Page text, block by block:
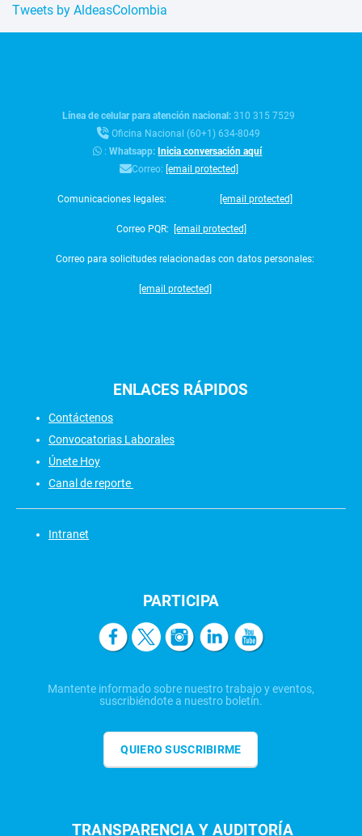
Tweets by AldeasColombia
Línea de celular para atención nacional:310 315 7529
Oficina Nacional (60+1) 634-8049
:Whatsapp:Inicia conversación aquí
Correo: [email protected]
Comunicaciones legales: [email protected]
Correo PQR: [email protected]
Correo para solicitudes relacionadas con datos personales:
[email protected]
ENLACES RÁPIDOS
Contáctenos
Convocatorias Laborales
Únete Hoy
Canal de reporte
Intranet
PARTICIPA
Mantente informado sobre nuestro trabajo y eventos,
suscribiéndote a nuestro boletín.
QUIERO SUSCRIBIRME
TRANSPARENCIA Y AUDITORÍA